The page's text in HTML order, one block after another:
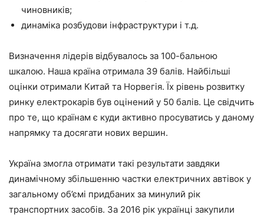
чиновників;
динаміка розбудови інфраструктури і т.д.
Визначення лідерів відбувалось за 100-бальною
шкалою. Наша країна отримала 39 балів. Найбільші
оцінки отримали Китай та Норвегія. Їх рівень розвитку
ринку електрокарів був оцінений у 50 балів. Це свідчить
про те, що країнам є куди активно просуватись у даному
напрямку та досягати нових вершин.
Україна змогла отримати такі результати завдяки
динамічному збільшенню частки електричних автівок у
загальному об’ємі придбаних за минулий рік
транспортних засобів. За 2016 рік українці закупили